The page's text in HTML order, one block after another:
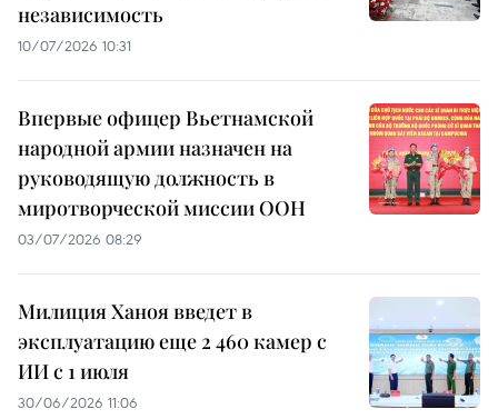
независимость
10/07/2026 10:31
Впервые офицер Вьетнамской
народной армии назначен на
руководящую должность в
миротворческой миссии ООН
03/07/2026 08:29
Милиция Ханоя введет в
эксплуатацию еще 2 460 камер с
ИИ с 1 июля
30/06/2026 11:06